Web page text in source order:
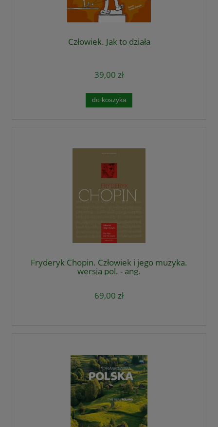
Człowiek. Jak to działa
39,00 zł
do koszyka
Fryderyk Chopin. Człowiek i jego muzyka.
wersja pol. - ang.
69,00 zł